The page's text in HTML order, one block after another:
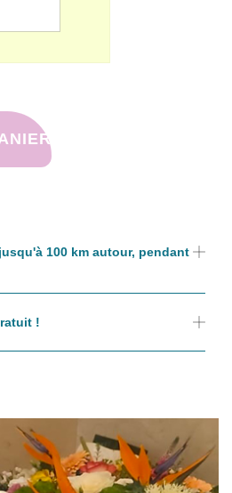
100 km autour, pendant
!